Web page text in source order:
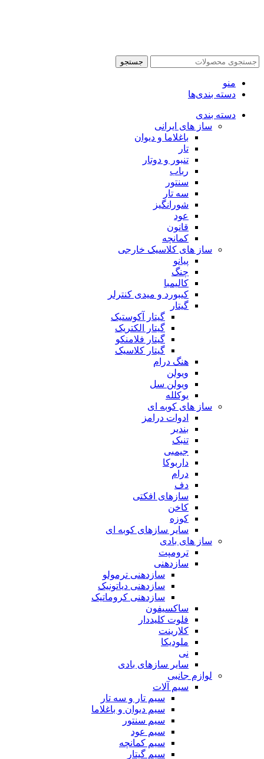
جستجو
منو
دسته بندی‌ها
دسته بندی
ساز های ایرانی
باغلاما و دیوان
تار
تنبور و دوتار
رباب
سنتور
سه تار
شورانگیز
عود
قانون
کمانچه
ساز های کلاسیک خارجی
پیانو
چنگ
کالیمبا
کیبورد و میدی کنترلر
گیتار
گیتار آکوستیک
گیتار الکتریک
گیتار فلامنکو
گیتار کلاسیک
هنگ درام
ویولن
ویولن سل
یوکلله
ساز های کوبه ای
ادوات درامز
بندیر
تنبک
جیمبی
داربوکا
درام
دف
سازهای افکتی
کاخن
کوزه
سایر سازهای کوبه ای
ساز های بادی
ترومپت
سازدهنی
سازدهنی ترمولو
سازدهنی دیاتونیک
سازدهنی کروماتیک
ساکسیفون
فلوت کلیددار
کلارینت
ملودیکا
نی
سایر سازهای بادی
لوازم جانبی
سیم آلات
سیم تار و سه تار
سیم دیوان و باغلاما
سیم سنتور
سیم عود
سیم کمانچه
سیم گیتار